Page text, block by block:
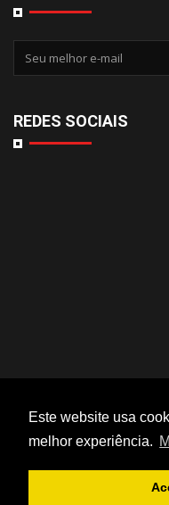
Este website usa
melhor experiência.
REDES SOCIAIS
© 2019